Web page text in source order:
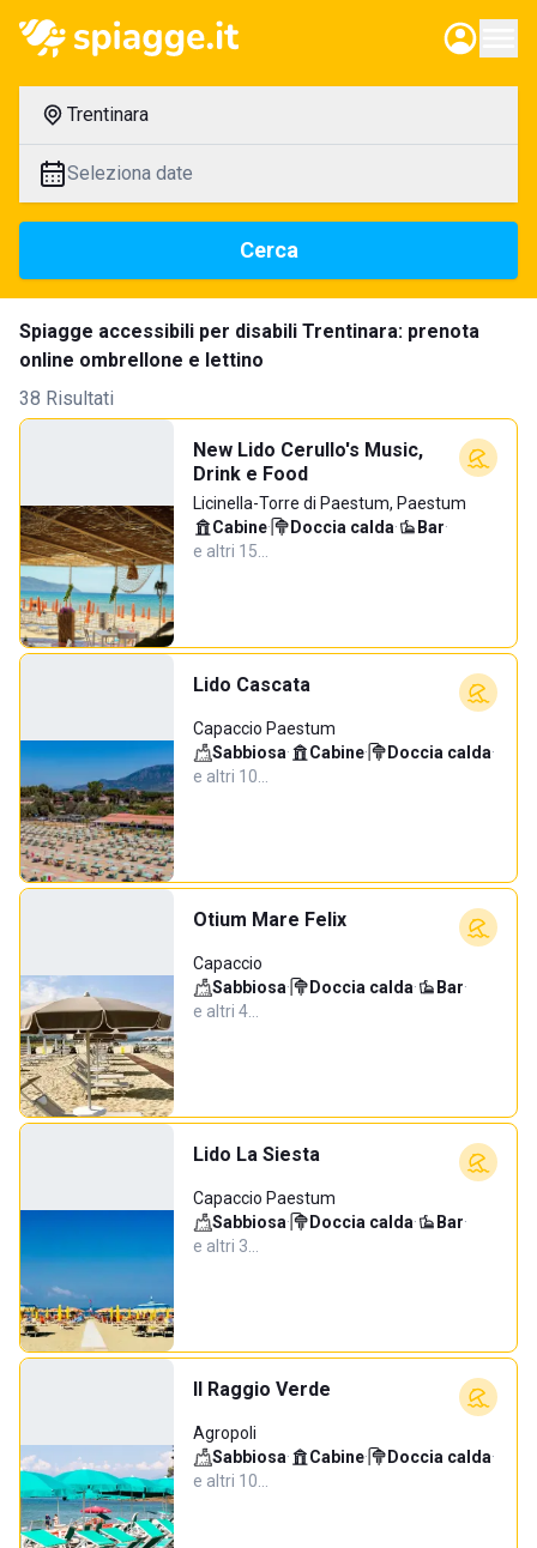
Trentinara
Seleziona date
Cerca
Spiagge accessibili per disabili Trentinara: prenota
online ombrellone e lettino
38 Risultati
New Lido Cerullo's Music,
Drink e Food
Licinella-Torre di Paestum, Paestum
Cabine· Doccia calda· Bar·
e altri 15…
Lido Cascata
Capaccio Paestum
Sabbiosa· Cabine· Doccia calda·
e altri 10…
Otium Mare Felix
Capaccio
Sabbiosa· Doccia calda· Bar·
e altri 4…
Lido La Siesta
Capaccio Paestum
Sabbiosa· Doccia calda· Bar·
e altri 3…
Il Raggio Verde
Agropoli
Sabbiosa· Cabine· Doccia calda·
e altri 10…